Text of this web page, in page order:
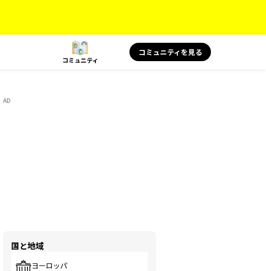
コミュニティ
コミュニティを見る
AD
国と地域
ヨーロッパ